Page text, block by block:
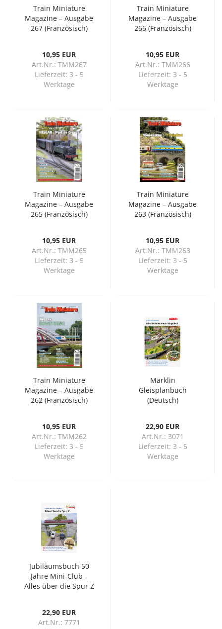
Train Miniature
Magazine – Ausgabe
267 (Französisch)
10,95 EUR
Art.Nr.: TMM267
Lieferzeit: 3 - 5
Werktage
Train Miniature
Magazine – Ausgabe
266 (Französisch)
10,95 EUR
Art.Nr.: TMM266
Lieferzeit: 3 - 5
Werktage
Train Miniature
Magazine – Ausgabe
265 (Französisch)
10,95 EUR
Art.Nr.: TMM265
Lieferzeit: 3 - 5
Werktage
Train Miniature
Magazine – Ausgabe
263 (Französisch)
10,95 EUR
Art.Nr.: TMM263
Lieferzeit: 3 - 5
Werktage
Train Miniature
Magazine – Ausgabe
262 (Französisch)
10,95 EUR
Art.Nr.: TMM262
Lieferzeit: 3 - 5
Werktage
Märklin
Gleisplanbuch
(Deutsch)
22,90 EUR
Art.Nr.: 3071
Lieferzeit: 3 - 5
Werktage
Jubiläumsbuch 50
Jahre Mini-Club -
Alles über die Spur Z
22,90 EUR
Art.Nr.: 7771